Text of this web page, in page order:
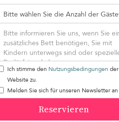
Ich stimme den Nutzungsbedingungen der
Website zu.
Melden Sie sich für unseren Newsletter an
Reservieren